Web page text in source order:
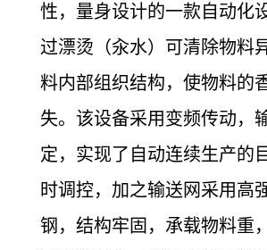
性，量身设计的一款自动化
过漂烫（汆水）可清除物料
料内部组织结构，使物料的
失。该设备采用变频传动，
定，实现了自动连续生产的
时调控，加之输送网采用高
钢，结构牢固，承载物料重